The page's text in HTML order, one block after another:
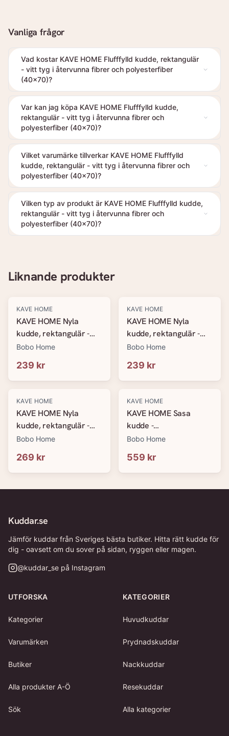
Vanliga frågor
Vad kostar KAVE HOME Flufffylld kudde, rektangulär
- vitt tyg i återvunna fibrer och polyesterfiber
(40x70)?
Var kan jag köpa KAVE HOME Flufffylld kudde,
rektangulär - vitt tyg i återvunna fibrer och
polyesterfiber (40x70)?
Vilket varumärke tillverkar KAVE HOME Flufffylld
kudde, rektangulär - vitt tyg i återvunna fibrer och
polyesterfiber (40x70)?
Vilken typ av produkt är KAVE HOME Flufffylld kudde,
rektangulär - vitt tyg i återvunna fibrer och
polyesterfiber (40x70)?
Liknande produkter
KAVE HOME
KAVE HOME Nyla
kudde, rektangulär -
mikrofiber (70x40)
Bobo Home
239 kr
KAVE HOME
KAVE HOME Nyla
kudde, rektangulär -
mikrofiber (80x40)
Bobo Home
239 kr
KAVE HOME
KAVE HOME Nyla
kudde, rektangulär -
mikrofiber (90x40)
Bobo Home
269 kr
KAVE HOME
KAVE HOME Sasa
kudde -
mikrofiberöverdrag och
(33x70)
Bobo Home
559 kr
Kuddar.se
Jämför kuddar från Sveriges bästa butiker. Hitta rätt kudde för
dig - oavsett om du sover på sidan, ryggen eller magen.
@kuddar_se på Instagram
UTFORSKA
Kategorier
Varumärken
Butiker
Alla produkter A-Ö
Sök
KATEGORIER
Huvudkuddar
Prydnadskuddar
Nackkuddar
Resekuddar
Alla kategorier